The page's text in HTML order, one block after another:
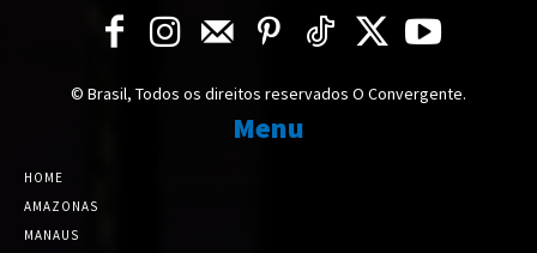
© Brasil, Todos os direitos reservados O Convergente.
Menu
HOME
AMAZONAS
MANAUS